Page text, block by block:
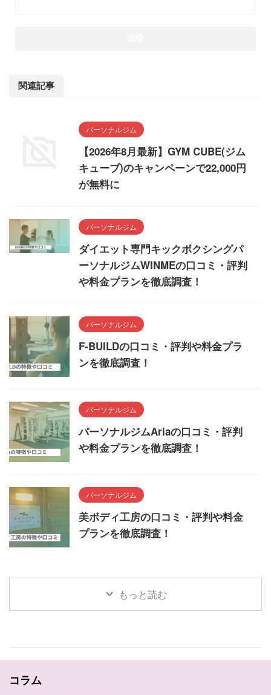
関連記事
パーソナルジム
【2026年8月最新】GYM CUBE(ジム
キューブ)のキャンペーンで22,000円
が無料に
パーソナルジム
ダイエット専門キックボクシングパ
ーソナルジムWINMEの口コミ・評判
や料金プランを徹底調査！
パーソナルジム
F-BUILDの口コミ・評判や料金プラ
ンを徹底調査！
パーソナルジム
パーソナルジムAriaの口コミ・評判
や料金プランを徹底調査！
パーソナルジム
美ボディ工房の口コミ・評判や料金
プランを徹底調査！
もっと読む
コラム